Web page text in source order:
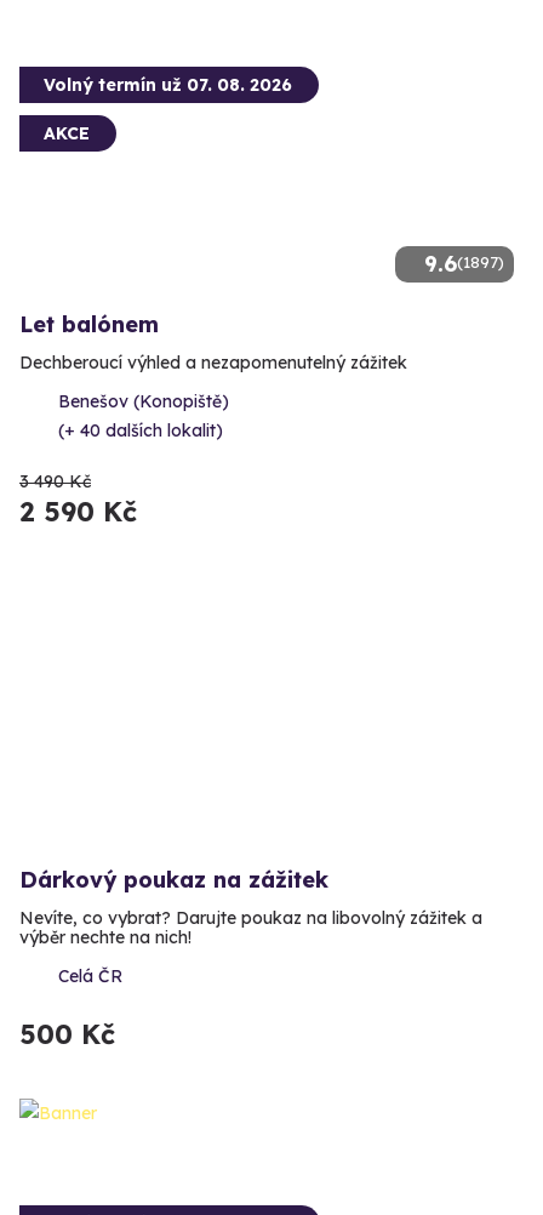
9.6(1897)
Volný termín už 07. 08. 2026
AKCE
Let balónem
Dechberoucí výhled a nezapomenutelný zážitek
Benešov (Konopiště)
(+ 40 dalších lokalit)
3 490 Kč
2 590 Kč
Dárkový poukaz na zážitek
Nevíte, co vybrat? Darujte poukaz na libovolný zážitek a
výběr nechte na nich!
Celá ČR
500 Kč